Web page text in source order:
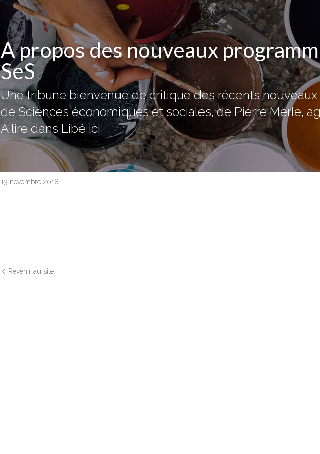
A propos des nouveaux
SeS
Une tribune bienvenue de critique des récents
de Sciences économiques et sociales, de Pierre Merle,
A lire dans Libé ici
13 novembre 2018
Revenir au site